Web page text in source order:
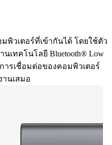
พิวเตอร์ที่เข้ากันได้ โดยใช้ตัว
เทคโนโลยี Bluetooth® Low
การเชื่อมต่อของคอมพิวเตอร์
นเสมอ